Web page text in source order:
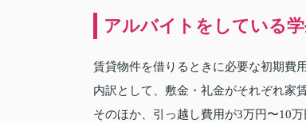
アルバイトをしている
賃貸物件を借りるときに必要な初期費
内訳として、敷金・礼金がそれぞれ家
そのほか、引っ越し費用が3万円〜10